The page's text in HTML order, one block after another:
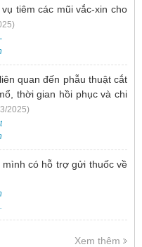
tiêm các mũi vắc-xin cho
quan đến phẫu thuật cắt
thời gian hồi phục và chi
2025)
có hỗ trợ gửi thuốc về
Xem thêm